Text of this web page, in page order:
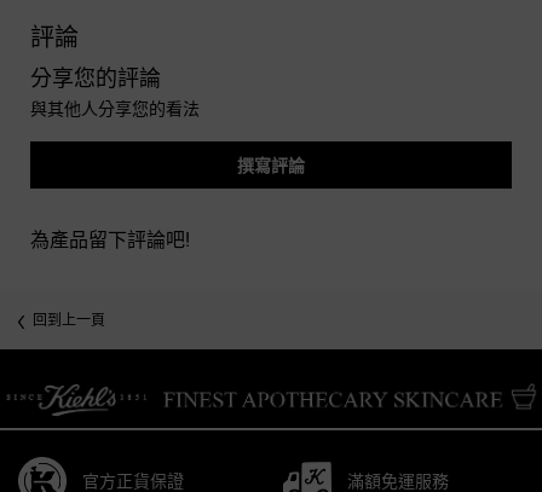
評論
分享您的評論
與其他人分享您的看法
撰寫評論
為產品留下評論吧!
回到上一頁
官方正貨保證 滿額免運服務